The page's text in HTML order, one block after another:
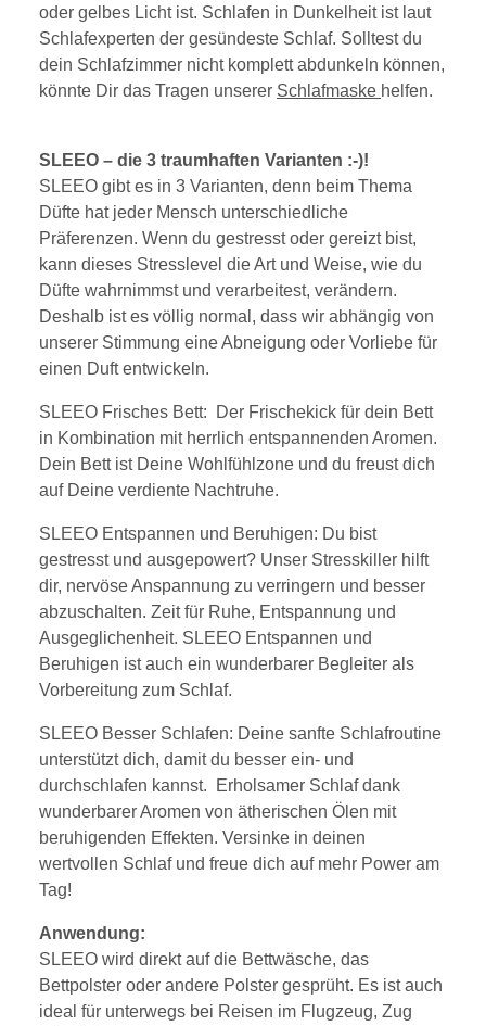
oder gelbes Licht ist. Schlafen in Dunkelheit ist laut
Schlafexperten der gesündeste Schlaf. Solltest du
dein Schlafzimmer nicht komplett abdunkeln können,
könnte Dir das Tragen unserer Schlafmaske helfen.
SLEEO – die 3 traumhaften Varianten :-)!
SLEEO gibt es in 3 Varianten, denn beim Thema
Düfte hat jeder Mensch unterschiedliche
Präferenzen. Wenn du gestresst oder gereizt bist,
kann dieses Stresslevel die Art und Weise, wie du
Düfte wahrnimmst und verarbeitest, verändern.
Deshalb ist es völlig normal, dass wir abhängig von
unserer Stimmung eine Abneigung oder Vorliebe für
einen Duft entwickeln.
SLEEO Frisches Bett: Der Frischekick für dein Bett
in Kombination mit herrlich entspannenden Aromen.
Dein Bett ist Deine Wohlfühlzone und du freust dich
auf Deine verdiente Nachtruhe.
SLEEO Entspannen und Beruhigen: Du bist
gestresst und ausgepowert? Unser Stresskiller hilft
dir, nervöse Anspannung zu verringern und besser
abzuschalten. Zeit für Ruhe, Entspannung und
Ausgeglichenheit. SLEEO Entspannen und
Beruhigen ist auch ein wunderbarer Begleiter als
Vorbereitung zum Schlaf.
SLEEO Besser Schlafen: Deine sanfte Schlafroutine
unterstützt dich, damit du besser ein- und
durchschlafen kannst. Erholsamer Schlaf dank
wunderbarer Aromen von ätherischen Ölen mit
beruhigenden Effekten. Versinke in deinen
wertvollen Schlaf und freue dich auf mehr Power am
Tag!
Anwendung:
SLEEO wird direkt auf die Bettwäsche, das
Bettpolster oder andere Polster gesprüht. Es ist auch
ideal für unterwegs bei Reisen im Flugzeug, Zug